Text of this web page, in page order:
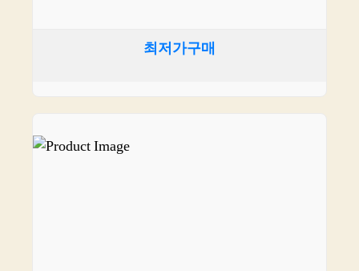
최저가구매